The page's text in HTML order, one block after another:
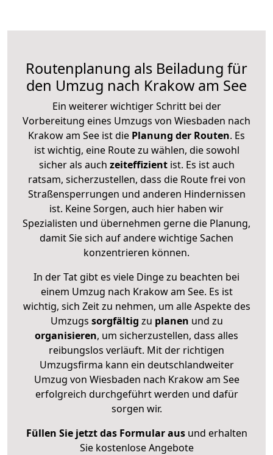
Routenplanung als Beiladung für
den Umzug nach Krakow am See
Ein weiterer wichtiger Schritt bei der
Vorbereitung eines Umzugs von Wiesbaden nach
Krakow am See ist die Planung der Routen. Es
ist wichtig, eine Route zu wählen, die sowohl
sicher als auch zeiteffizientist. Es ist auch
ratsam, sicherzustellen, dass die Route frei von
Straßensperrungen und anderen Hindernissen
ist. Keine Sorgen, auch hier haben wir
Spezialisten und übernehmen gerne die Planung,
damit Sie sich auf andere wichtige Sachen
konzentrieren können.
In der Tat gibt es viele Dinge zu beachten bei
einem Umzug nach Krakow am See. Es ist
wichtig, sich Zeit zu nehmen, um alle Aspekte des
Umzugs sorgfältig zu planen und zu
organisieren, um sicherzustellen, dass alles
reibungslos verläuft. Mit der richtigen
Umzugsfirma kann ein deutschlandweiter
Umzug von Wiesbaden nach Krakow am See
erfolgreich durchgeführt werden und dafür
sorgen wir.
Füllen Sie jetzt das Formular ausund erhalten
Sie kostenlose Angebote